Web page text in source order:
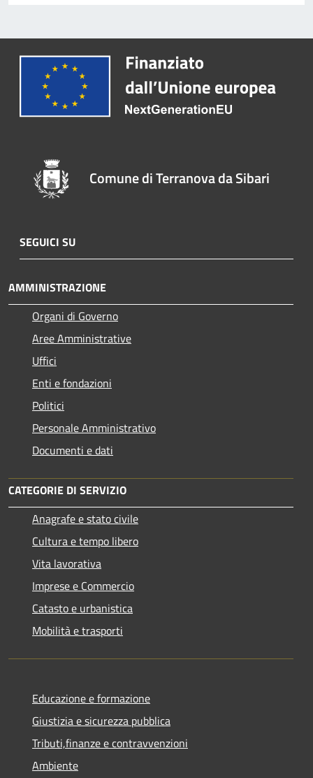
Comune di Terranova da Sibari
SEGUICI SU
AMMINISTRAZIONE
Organi di Governo
Aree Amministrative
Uffici
Enti e fondazioni
Politici
Personale Amministrativo
Documenti e dati
CATEGORIE DI SERVIZIO
Anagrafe e stato civile
Cultura e tempo libero
Vita lavorativa
Imprese e Commercio
Catasto e urbanistica
Mobilità e trasporti
Educazione e formazione
Giustizia e sicurezza pubblica
Tributi,finanze e contravvenzioni
Ambiente